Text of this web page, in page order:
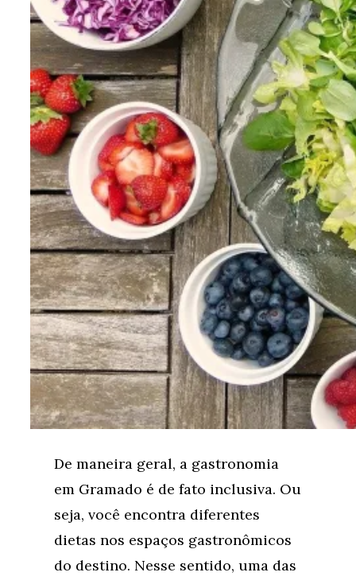
De maneira geral, a gastronomia
em Gramado é de fato inclusiva. Ou
seja, você encontra diferentes
dietas nos espaços gastronômicos
do destino. Nesse sentido, uma das